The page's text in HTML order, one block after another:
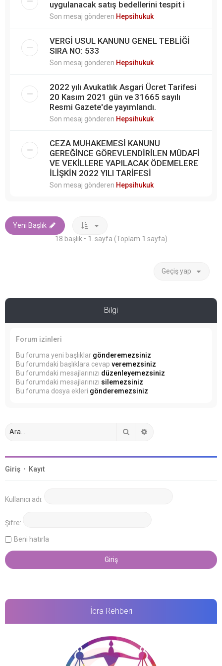
uygulanacak satış bedellerini tespit i
Son mesaj gönderen Hepsihukuk
VERGİ USUL KANUNU GENEL TEBLİĞİ
SIRA NO: 533
Son mesaj gönderen Hepsihukuk
2022 yılı Avukatlık Asgari Ücret Tarifesi
20 Kasım 2021 gün ve 31665 sayılı
Resmi Gazete'de yayımlandı.
Son mesaj gönderen Hepsihukuk
CEZA MUHAKEMESİ KANUNU
GEREĞİNCE GÖREVLENDİRİLEN MÜDAFİ
VE VEKİLLERE YAPILACAK ÖDEMELERE
İLİŞKİN 2022 YILI TARİFESİ
Son mesaj gönderen Hepsihukuk
Yeni Başlık
18 başlık • 1 . sayfa (Toplam 1 sayfa)
Geçiş yap
Bilgi
Forum izinleri
Bu foruma yeni başlıklar gönderemezsiniz
Bu forumdaki başlıklara cevap veremezsiniz
Bu forumdaki mesajlarınızı düzenleyemezsiniz
Bu forumdaki mesajlarınızı silemezsiniz
Bu foruma dosya ekleri gönderemezsiniz
Giriş • Kayıt
Kullanıcı adı:
Şifre:
Beni hatırla
İcra Rehberi